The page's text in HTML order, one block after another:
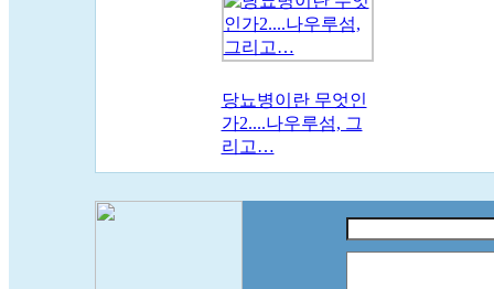
당뇨병이란 무엇인
가2....나우루섬, 그
리고…